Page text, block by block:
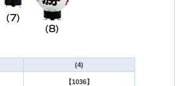
(4)
【1036】